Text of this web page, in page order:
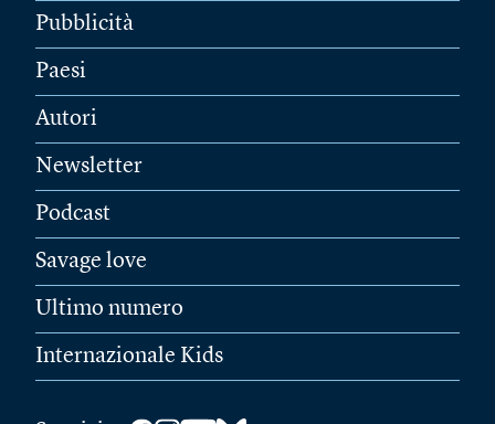
Pubblicità
Paesi
Autori
Newsletter
Podcast
Savage love
Ultimo numero
Internazionale Kids